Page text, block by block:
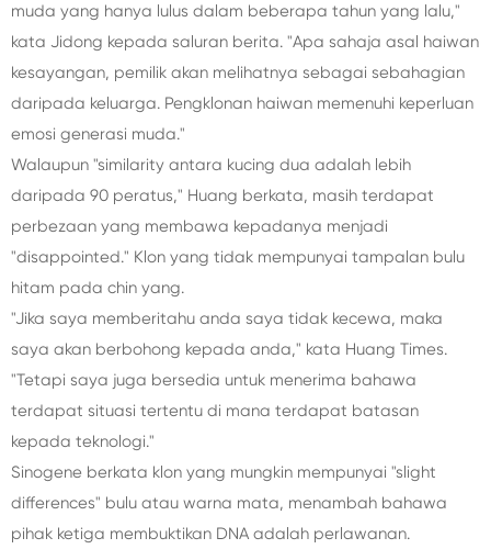
muda yang hanya lulus dalam beberapa tahun yang lalu,"
kata Jidong kepada saluran berita. "Apa sahaja asal haiwan
kesayangan, pemilik akan melihatnya sebagai sebahagian
daripada keluarga. Pengklonan haiwan memenuhi keperluan
emosi generasi muda."
Walaupun "similarity antara kucing dua adalah lebih
daripada 90 peratus," Huang berkata, masih terdapat
perbezaan yang membawa kepadanya menjadi
"disappointed." Klon yang tidak mempunyai tampalan bulu
hitam pada chin yang.
"Jika saya memberitahu anda saya tidak kecewa, maka
saya akan berbohong kepada anda," kata Huang Times.
"Tetapi saya juga bersedia untuk menerima bahawa
terdapat situasi tertentu di mana terdapat batasan
kepada teknologi."
Sinogene berkata klon yang mungkin mempunyai "slight
differences" bulu atau warna mata, menambah bahawa
pihak ketiga membuktikan DNA adalah perlawanan.